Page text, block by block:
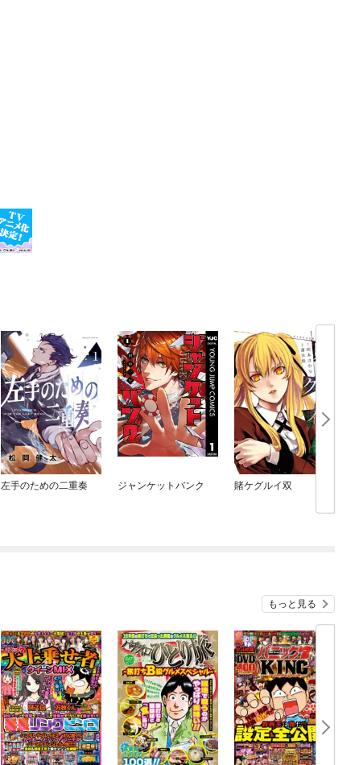
左手のための二重奏 ジャンケットバンク 賭ケグルイ双
もっと見る